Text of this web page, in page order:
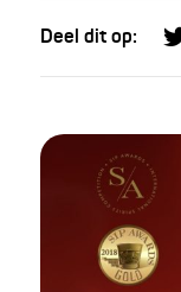
Deel dit op: